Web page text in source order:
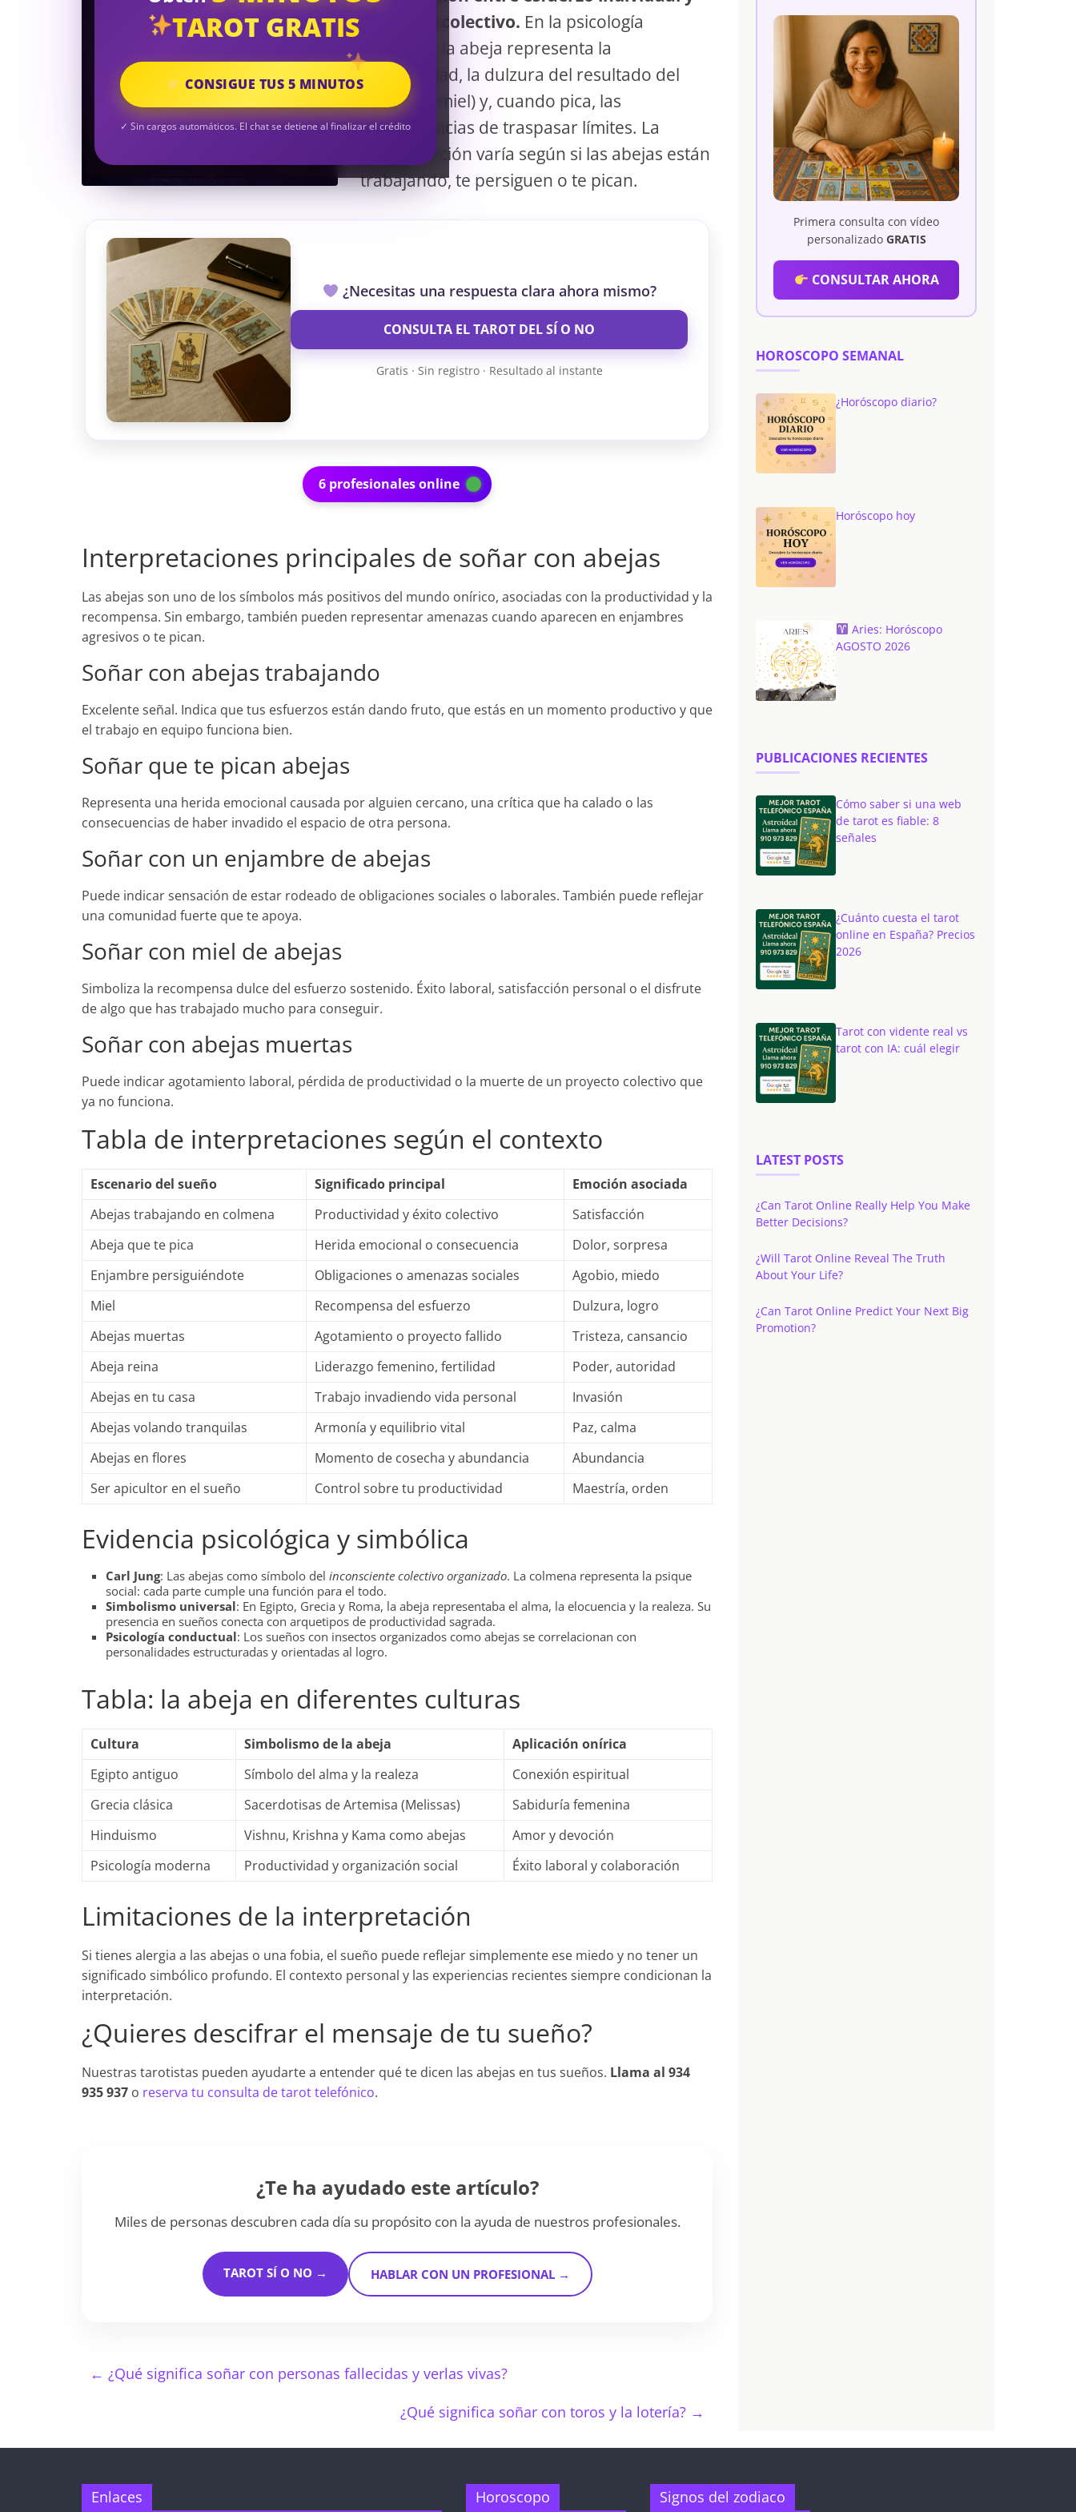
beneficio colectivo. En la psicología
simbólica, la abeja representa la
laboriosidad, la dulzura del resultado del
esfuerzo (miel) y, cuando pica, las
consecuencias de traspasar límites. La
interpretación varía según si las abejas están
trabajando, te persiguen o te pican.
¿Necesitas una respuesta clara ahora mismo?
CONSULTA EL TAROT DEL SÍ O NO
Gratis · Sin registro · Resultado al instante
6 profesionales online
Interpretaciones principales de soñar con abejas
Las abejas son uno de los símbolos más positivos del mundo onírico, asociadas con la productividad y la
recompensa. Sin embargo, también pueden representar amenazas cuando aparecen en enjambres
agresivos o te pican.
Soñar con abejas trabajando
Excelente señal. Indica que tus esfuerzos están dando fruto, que estás en un momento productivo y que
el trabajo en equipo funciona bien.
Soñar que te pican abejas
Representa una herida emocional causada por alguien cercano, una crítica que ha calado o las
consecuencias de haber invadido el espacio de otra persona.
Soñar con un enjambre de abejas
Puede indicar sensación de estar rodeado de obligaciones sociales o laborales. También puede reflejar
una comunidad fuerte que te apoya.
Soñar con miel de abejas
Simboliza la recompensa dulce del esfuerzo sostenido. Éxito laboral, satisfacción personal o el disfrute
de algo que has trabajado mucho para conseguir.
Soñar con abejas muertas
Puede indicar agotamiento laboral, pérdida de productividad o la muerte de un proyecto colectivo que
ya no funciona.
Tabla de interpretaciones según el contexto
Escenario del sueño Significado principal
Emoción asociada
Abejas trabajando en colmena
Productividad y éxito colectivo
Satisfacción
Abeja que te pica
Herida emocional o consecuencia
Dolor, sorpresa
Enjambre persiguiéndote
Obligaciones o amenazas sociales
Agobio, miedo
Miel
Recompensa del esfuerzo
Dulzura, logro
Abejas muertas
Agotamiento o proyecto fallido
Tristeza, cansancio
Abeja reina
Liderazgo femenino, fertilidad
Poder, autoridad
Abejas en tu casa
Trabajo invadiendo vida personal
Invasión
Abejas volando tranquilas
Armonía y equilibrio vital
Paz, calma
Abejas en flores
Momento de cosecha y abundancia
Abundancia
Ser apicultor en el sueño
Control sobre tu productividad Maestría, orden
Evidencia psicológica y simbólica
Carl Jung: Las abejas como símbolo del inconsciente colectivo organizado. La colmena representa la psique
social: cada parte cumple una función para el todo.
Simbolismo universal: En Egipto, Grecia y Roma, la abeja representaba el alma, la elocuencia y la realeza. Su
presencia en sueños conecta con arquetipos de productividad sagrada.
Psicología conductual: Los sueños con insectos organizados como abejas se correlacionan con
personalidades estructuradas y orientadas al logro.
Tabla: la abeja en diferentes culturas
Cultura Simbolismo de la abeja
Aplicación onírica
Egipto antiguo
Símbolo del alma y la realeza
Conexión espiritual
Grecia clásica
Sacerdotisas de Artemisa (Melissas)
Sabiduría femenina
Hinduismo
Vishnu, Krishna y Kama como abejas
Amor y devoción
Psicología moderna
Productividad y organización social Éxito laboral y colaboración
Limitaciones de la interpretación
Si tienes alergia a las abejas o una fobia, el sueño puede reflejar simplemente ese miedo y no tener un
significado simbólico profundo. El contexto personal y las experiencias recientes siempre condicionan la
interpretación.
¿Quieres descifrar el mensaje de tu sueño?
Nuestras tarotistas pueden ayudarte a entender qué te dicen las abejas en tus sueños. Llama al 934
935 937 o reserva tu consulta de tarot telefónico.
¿Te ha ayudado este artículo?
Miles de personas descubren cada día su propósito con la ayuda de nuestros profesionales.
TAROT SÍ O NO → HABLAR CON UN PROFESIONAL →
← ¿Qué significa soñar con personas fallecidas y verlas vivas?
¿Qué significa soñar con toros y la lotería? →
Primera consulta con vídeo
personalizado GRATIS
CONSULTAR AHORA
HOROSCOPO SEMANAL
¿Horóscopo diario?
Horóscopo hoy
Aries: Horóscopo
AGOSTO 2026
PUBLICACIONES RECIENTES
Cómo saber si una web
de tarot es fiable: 8
señales
¿Cuánto cuesta el tarot
online en España? Precios
2026
Tarot con vidente real vs
tarot con IA: cuál elegir
LATEST POSTS
¿Can Tarot Online Really Help You Make
Better Decisions?
¿Will Tarot Online Reveal The Truth
About Your Life?
¿Can Tarot Online Predict Your Next Big
Promotion?
TAROT GRATIS
CONSIGUE TUS 5 MINUTOS
✓ Sin cargos automáticos. El chat se detiene al finalizar el crédito
Enlaces Horoscopo Signos del zodiaco